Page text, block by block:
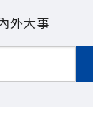
外大事